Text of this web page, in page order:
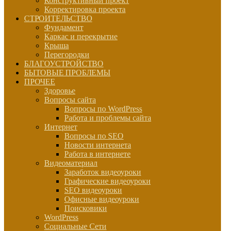
Корректировка проекта
СТРОИТЕЛЬСТВО
Фундамент
Каркас и перекрытие
Крыша
Перегородки
БЛАГОУСТРОЙСТВО
БЫТОВЫЕ ПРОБЛЕМЫ
ПРОЧЕЕ
Здоровье
Вопросы сайта
Вопросы по WordPress
Работа и проблемы сайта
Интернет
Вопросы по SEO
Новости интернета
Работа в интернете
Видеоматериал
Заработок видеоуроки
Графические видеоуроки
SEO видеоуроки
Офисные видеоуроки
Поисковики
WordPress
Социальные Сети